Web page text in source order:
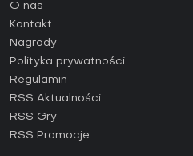
Poradniki
Jak aktywować klucz Steam (CD
Jak aktywować klucz Epic
Jak aktywować klucz GOG (CD
Jak aktywować klucz Ubisoft
O nas
Kontakt
Nagrody
Polityka prywatności
Regulamin
RSS Aktualności
RSS Gry
RSS Promocje